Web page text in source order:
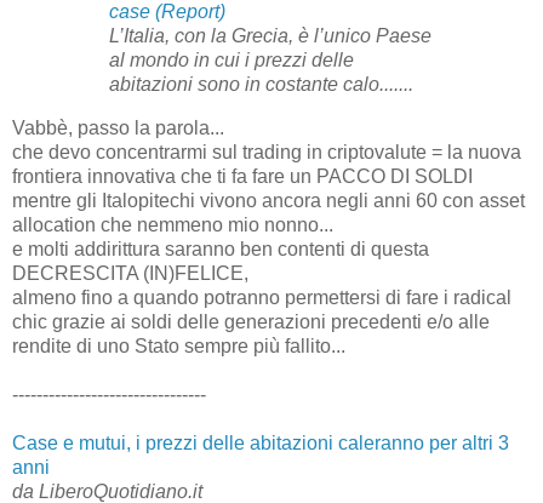
case (Report)
L’Italia, con la Grecia, è l’unico Paese
al mondo in cui i prezzi delle
abitazioni sono in costante calo.......
Vabbè, passo la parola...
che devo concentrarmi sul trading in criptovalute = la nuova
frontiera innovativa che ti fa fare un PACCO DI SOLDI
mentre gli Italopitechi vivono ancora negli anni 60 con asset
allocation che nemmeno mio nonno...
e molti addirittura saranno ben contenti di questa
DECRESCITA (IN)FELICE,
almeno fino a quando potranno permettersi di fare i radical
chic grazie ai soldi delle generazioni precedenti e/o alle
rendite di uno Stato sempre più fallito...
--------------------------------
Case e mutui, i prezzi delle abitazioni caleranno per altri 3
anni
da LiberoQuotidiano.it